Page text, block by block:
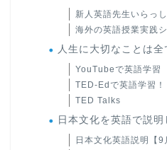
新人英語先生いらっし
海外の英語授業実践
人生に大切なことは
YouTubeで英語学習
TED-Edで英語学習！
TED Talks
日本文化を英語で説明
日本文化英語説明【9